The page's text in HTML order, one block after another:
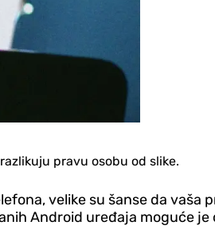
pravu osobu od slike.
velike su šanse da
Android uređaja moguće